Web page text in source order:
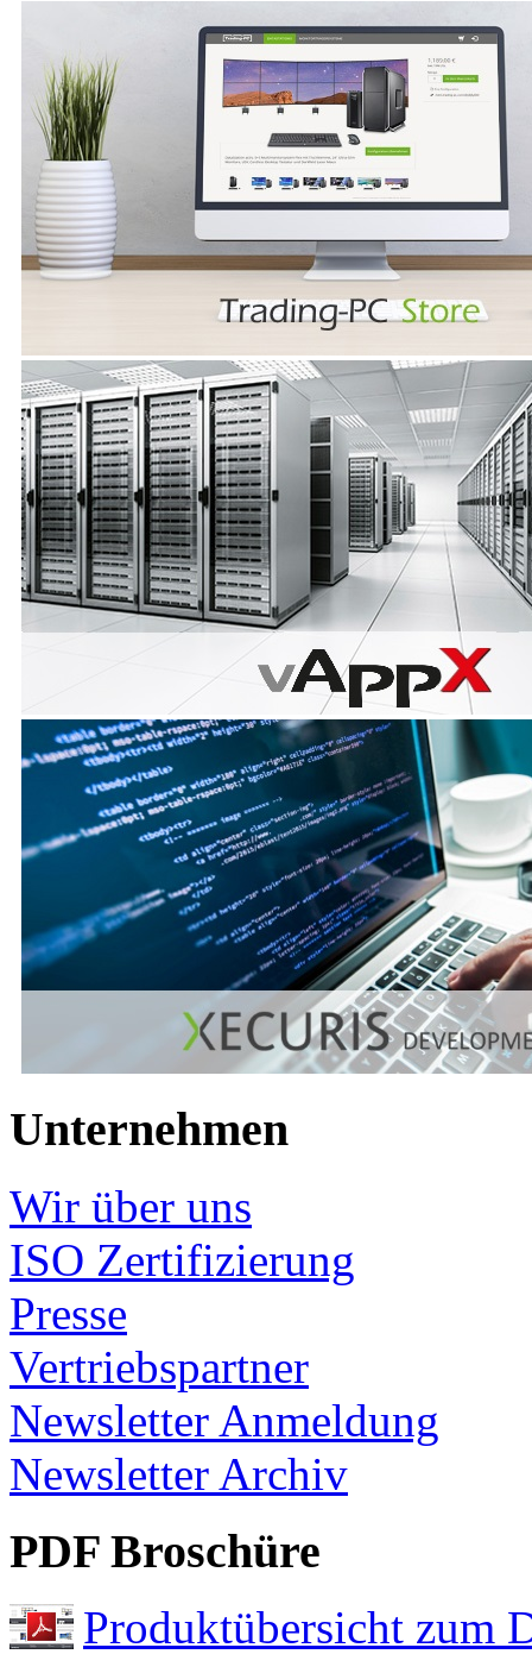
Unternehmen
Wir über uns
ISO Zertifizierung
Presse
Vertriebspartner
Newsletter Anmeldung
Newsletter Archiv
PDF Broschüre
Produktübersicht zum